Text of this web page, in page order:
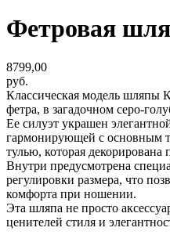
Фетровая
8799,00
руб.
Классическая модель шляпы
фетра, в загадочном серо-
Ее силуэт украшен
гармонирующей с основным
тулью, которая
Внутри предусмотрена
регулировки размера, что
комфорта при ношении.
Эта шляпа не просто
ценителей стиля и